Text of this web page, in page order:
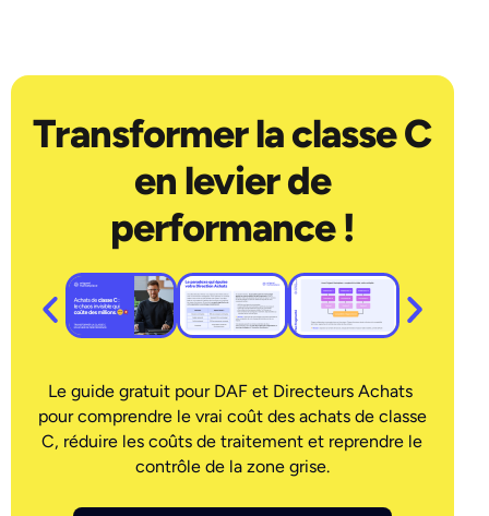
Transformer la classe C
en levier de
performance !
Le guide gratuit pour DAF et Directeurs Achats
pour comprendre le vrai coût des achats de classe
C, réduire les coûts de traitement et reprendre le
contrôle de la zone grise.